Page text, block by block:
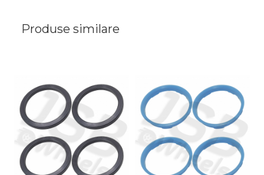
Produse similare